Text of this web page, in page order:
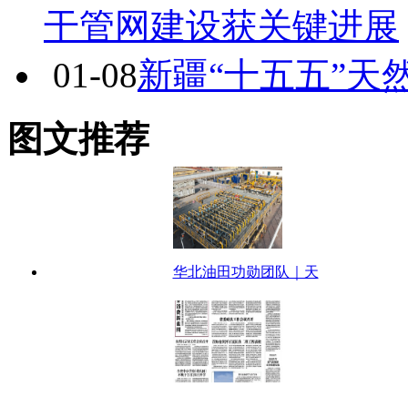
干管网建设获关键进展
01-08新疆“十五五”天
图文推荐
华北油田功勋团队｜天